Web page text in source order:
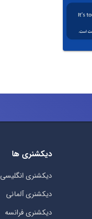
دیکشنری ها
دیکشنری انگلیسی
دیکشنری آلمانی
دیکشنری فرانسه